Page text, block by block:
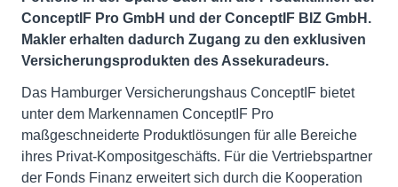
ConceptIF Pro GmbH und der ConceptIF BIZ GmbH.
Makler erhalten dadurch Zugang zu den exklusiven
Versicherungsprodukten des Assekuradeurs.
Das Hamburger Versicherungshaus ConceptIF bietet
unter dem Markennamen ConceptIF Pro
maßgeschneiderte Produktlösungen für alle Bereiche
ihres Privat-Kompositgeschäfts. Für die Vertriebspartner
der Fonds Finanz erweitert sich durch die Kooperation